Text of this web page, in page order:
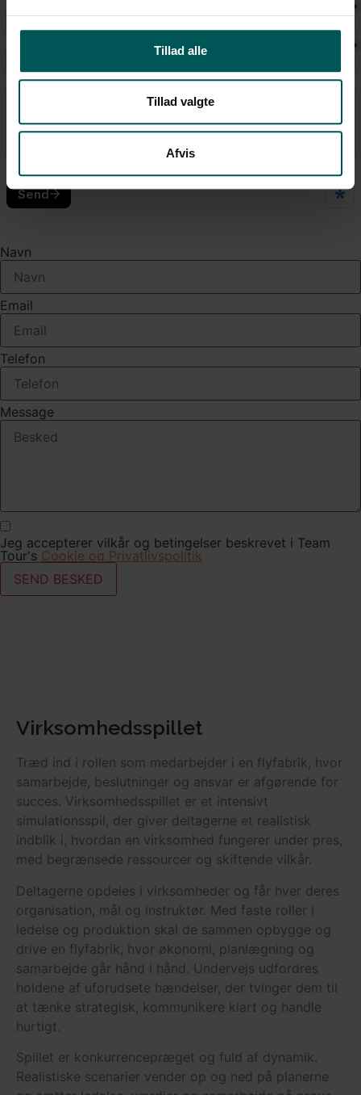
Tillad alle
Tillad valgte
Afvis
Navn
Email
Telefon
Message
Jeg accepterer vilkår og betingelser beskrevet i Team
Tour's Cookie og Privatlivspolitik
SEND BESKED
Virksomhedsspillet
Træd ind i rollen som medarbejder i en flyfabrik, hvor
samarbejde, beslutninger og ansvar er afgørende for
succes. Virksomhedsspillet er et intensivt
simulationsspil, der giver deltagerne et realistisk
indblik i, hvordan en virksomhed fungerer under pres,
med begrænsede ressourcer og skiftende vilkår.
Deltagerne opdeles i virksomheder og får hver deres
organisation, mål og instruktør. Med faste roller i
ledelse og produktion skal de sammen opbygge og
drive en flyfabrik, hvor økonomi, planlægning og
samarbejde går hånd i hånd. Undervejs udfordres
holdene af uforudsete hændelser, der tvinger dem til
at tænke strategisk, kommunikere klart og handle
hurtigt.
Spillet er konkurrencepræget og fuld af dynamik.
Realistiske scenarier vender op og ned på planerne